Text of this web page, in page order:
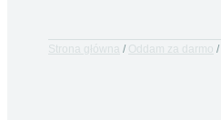
Strona główna Oddam za darmo